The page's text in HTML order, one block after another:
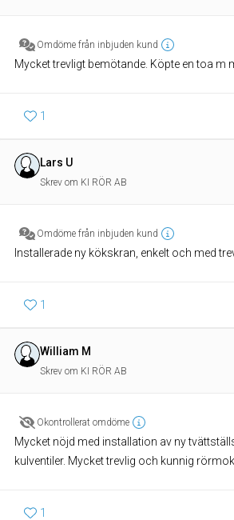
Omdöme från inbjuden kund
Mycket trevligt bemötande. Köpte en toa m
1
Lars U
Skrev om KI RÖR AB
Omdöme från inbjuden kund
Installerade ny kökskran, enkelt och med
1
William M
Skrev om KI RÖR AB
Okontrollerat omdöme
Mycket nöjd med installation av ny
kulventiler. Mycket trevlig och kunnig
1